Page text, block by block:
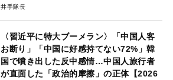
井手隊長
〈習近平に特大ブーメラン〉「中国人客
お断り」「中国に好感持てない72%」韓
国で噴き出した反中感情…中国人旅行者
が直面した「政治的摩擦」の正体【2026